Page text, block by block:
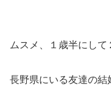
ムスメ、１歳半にして
長野県にいる友達の結